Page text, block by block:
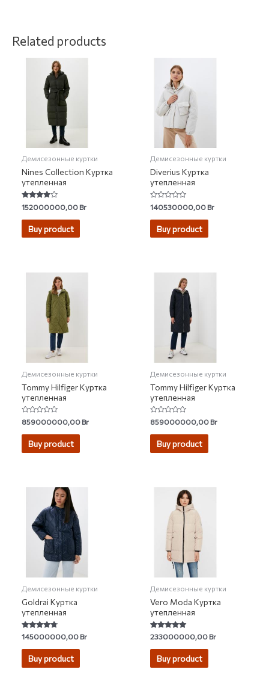
Related products
Демисезонные куртки
Nines Collection Куртка
утепленная
Rated
3.67
out of 5
152000000,00Br
Buy product
Демисезонные куртки
Diverius Куртка
утепленная
Rated
0
out
140530000,00Br
Buy product
Демисезонные куртки
Tommy Hilfiger Куртка
утепленная
Rated
0
out
859000000,00Br
Buy product
Демисезонные куртки
Tommy Hilfiger Куртка
утепленная
Rated
0
out
859000000,00Br
Buy product
Демисезонные куртки
Goldrai Куртка
утепленная
Rated
4.50
out of 5
145000000,00Br
Buy product
Демисезонные куртки
Vero Moda Куртка
утепленная
Rated
4.80
out of 5
233000000,00Br
Buy product